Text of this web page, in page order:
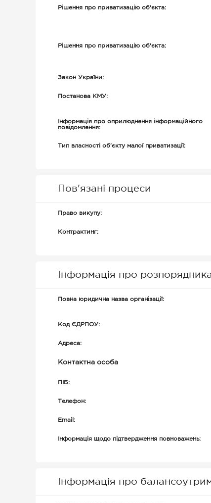
Рішення про приватизацію об'єкта:
Рішення про приватизацію об'єкта:
Закон України:
Постанова КМУ:
Інформація про оприлюднення інформаційного
повідомлення:
Тип власності об’єкту малої приватизації:
Пов'язані процеси
Право викупу:
Контрактинг:
Інформація про
Повна юридична назва організації:
Код ЄДРПОУ:
Адреса:
Контактна особа
ПІБ:
Телефон:
Email:
Інформація щодо підтвердження повноважень:
Інформація про